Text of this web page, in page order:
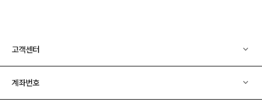
고객센터
계좌번호